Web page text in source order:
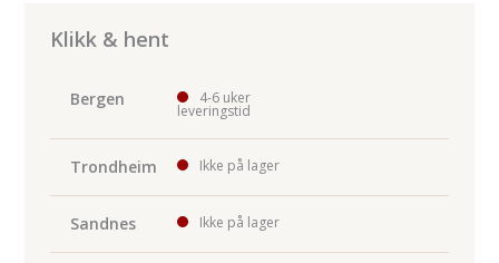
Klikk & hent
Bergen 4-6 uker
leveringstid
Trondheim Ikke på lager
Sandnes Ikke på lager